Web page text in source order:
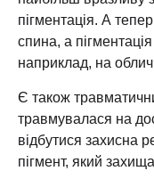
пігментація. А
спина, а
наприклад, на
Є також
травмувалася на
відбутися захисна
пігмент, який